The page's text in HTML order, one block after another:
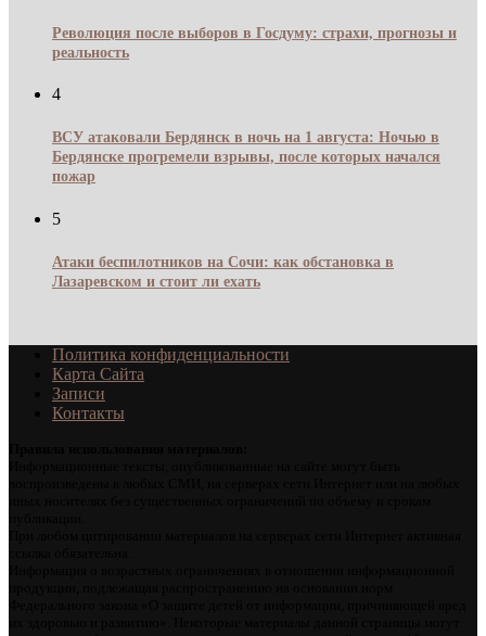
Революция после выборов в Госдуму: страхи, прогнозы и
реальность
4
ВСУ атаковали Бердянск в ночь на 1 августа: Ночью в
Бердянске прогремели взрывы, после которых начался
пожар
5
Атаки беспилотников на Сочи: как обстановка в
Лазаревском и стоит ли ехать
Политика конфиденциальности
Карта Сайта
Записи
Контакты